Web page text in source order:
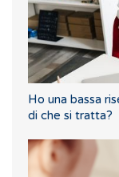
Ho una bassa
di che si tratta?